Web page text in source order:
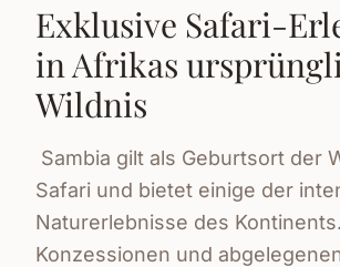
Exklusive Safari-
in Afrikas
Wildnis
Sambia gilt als Geburtsort der
Safari und bietet einige der
Naturerlebnisse des
Konzessionen und